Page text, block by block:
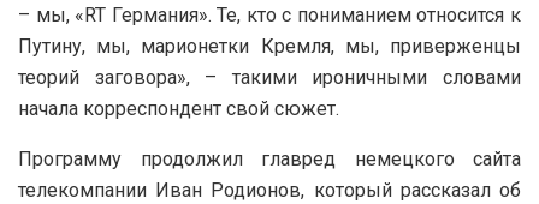
– мы, «RT Германия». Те, кто с пониманием относится к
Путину, мы, марионетки Кремля, мы, приверженцы
теорий заговора», – такими ироничными словами
начала корреспондент свой сюжет.
Программу продолжил главред немецкого сайта
телекомпании Иван Родионов, который рассказал об